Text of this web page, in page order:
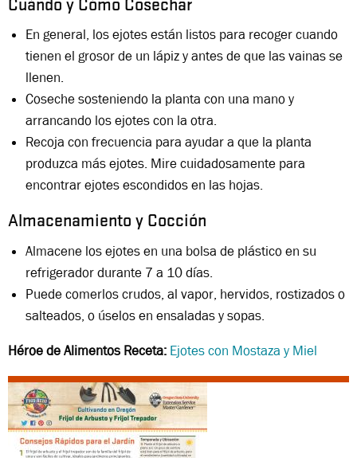
Cuándo y Cómo Cosechar
En general, los ejotes están listos para recoger cuando
tienen el grosor de un lápiz y antes de que las vainas se
llenen.
Coseche sosteniendo la planta con una mano y
arrancando los ejotes con la otra.
Recoja con frecuencia para ayudar a que la planta
produzca más ejotes. Mire cuidadosamente para
encontrar ejotes escondidos en las hojas.
Almacenamiento y Cocción
Almacene los ejotes en una bolsa de plástico en su
refrigerador durante 7 a 10 días.
Puede comerlos crudos, al vapor, hervidos, rostizados o
salteados, o úselos en ensaladas y sopas.
Héroe de Alimentos Receta: Ejotes con Mostaza y Miel